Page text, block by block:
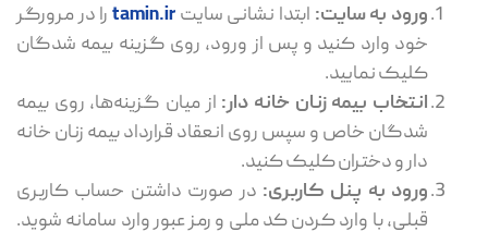
ورود به سایت: ابتدا نشانی سایت tamin.ir را در مرورگر
خود وارد کنید و پس از ورود، روی گزینه بیمه‌ شدگان
کلیک نمایید.
انتخاب بیمه زنان خانه دار: از میان گزینه‌ها، روی بیمه
‌شدگان خاص و سپس روی انعقاد قرارداد بیمه زنان خانه
دار و دختران کلیک کنید.
ورود به پنل کاربری: در صورت داشتن حساب کاربری
قبلی، با وارد کردن کد ملی و رمز عبور وارد سامانه شوید.